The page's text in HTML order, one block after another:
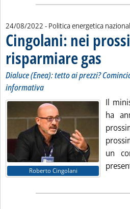
24/08/2022 - Politica energetica
Cingolani: nei
risparmiare gas ..
Dialuce (Enea): tetto ai prezzi?
informativa
Roberto Cingolani
Il
ha
un